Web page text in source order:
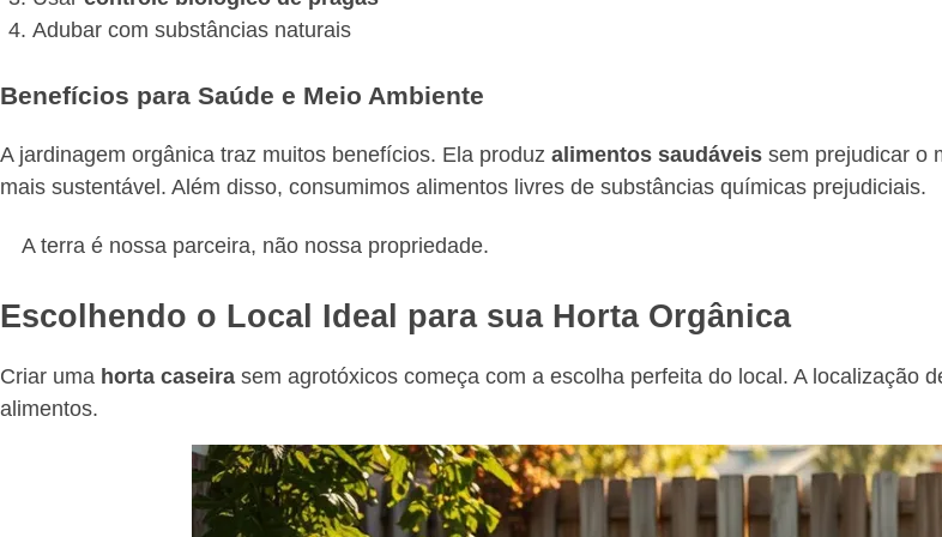
Adubar com substâncias naturais
Benefícios para Saúde e Meio Ambiente
A jardinagem orgânica traz muitos benefícios. Ela produz alimentos saudáveis sem prejudicar o
mais sustentável. Além disso, consumimos alimentos livres de substâncias químicas prejudiciais.
A terra é nossa parceira, não nossa propriedade.
Escolhendo o Local Ideal para sua Horta Orgânica
Criar uma horta caseira sem agrotóxicos começa com a escolha perfeita do local. A localização
alimentos.